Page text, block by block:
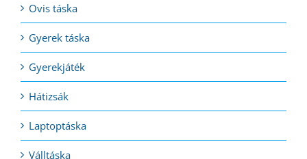
Ovis táska
Gyerek táska
Gyerekjáték
Hátizsák
Laptoptáska
Válltáska